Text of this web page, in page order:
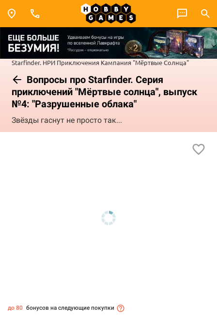
Starfinder. НРИ Приключения Кампания "Мёртвые Солнца"
Вопросы про Starfinder. Серия
приключений "Мёртвые солнца", выпуск
№4: "Разрушенные облака"
Звёзды гаснут не просто так...
до 80 бонусов на следующие покупки